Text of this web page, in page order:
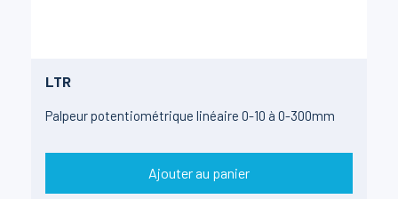
LTR
Palpeur potentiométrique linéaire 0-10 à 0-300mm
Ajouter au panier